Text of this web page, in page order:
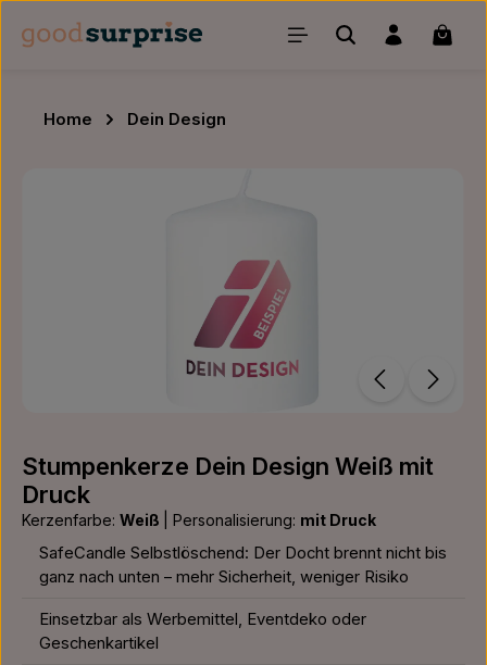
Zum Hauptinhalt springen
Home Dein Design
Stumpenkerze Dein Design Weiß mit
Druck
Kerzenfarbe: Weiß Personalisierung: mit Druck
SafeCandle Selbstlöschend: Der Docht brennt nicht bis
ganz nach unten – mehr Sicherheit, weniger Risiko
Einsetzbar als Werbemittel, Eventdeko oder
Geschenkartikel